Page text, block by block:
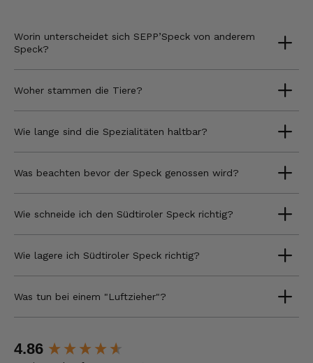
Worin unterscheidet sich SEPP’Speck von anderem
Speck?
Woher stammen die Tiere?
Wie lange sind die Spezialitäten haltbar?
Was beachten bevor der Speck genossen wird?
Wie schneide ich den Südtiroler Speck richtig?
Wie lagere ich Südtiroler Speck richtig?
Was tun bei einem "Luftzieher"?
4.86
New content loaded